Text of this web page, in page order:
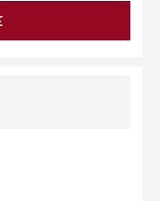
modifié en 2004, vous pouvez
coordonnées, bénéficiez d’un